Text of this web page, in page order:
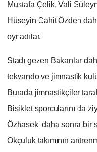
Mustafa Çelik, Vali
Hüseyin Cahit Özden
oynadılar.
Stadı gezen Bakanlar
tekvando ve jimnastik
Burada jimnastikçiler
Bisiklet sporcularını da
Özhaseki daha sonra bir
Okçuluk takımının